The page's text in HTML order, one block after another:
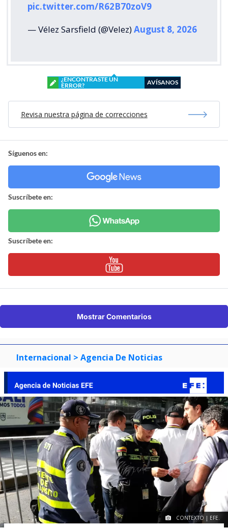
pic.twitter.com/R62B70zoV9
— Vélez Sarsfield (@Velez)August 8, 2026
¿ENCONTRASTE UN
ERROR?
AVÍSANOS
Revisa nuestra página de correcciones
Síguenos en:
Suscríbete en:
Suscríbete en:
Mostrar Comentarios
Internacional > Agencia De Noticias
CONTEXTO | EFE.